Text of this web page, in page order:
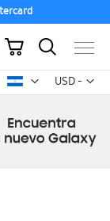
USD -
dólar
Mi carrito